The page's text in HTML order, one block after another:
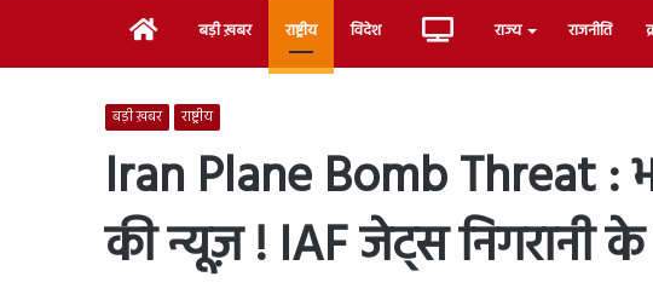
Home बड़ी ख़बर राष्ट्रीय विदेश Live राज्य राजनीति
बड़ी ख़बर राष्ट्रीय
Iran Plane Bomb Threat :
की न्यूज़ ! IAF जेट्स निगरानी